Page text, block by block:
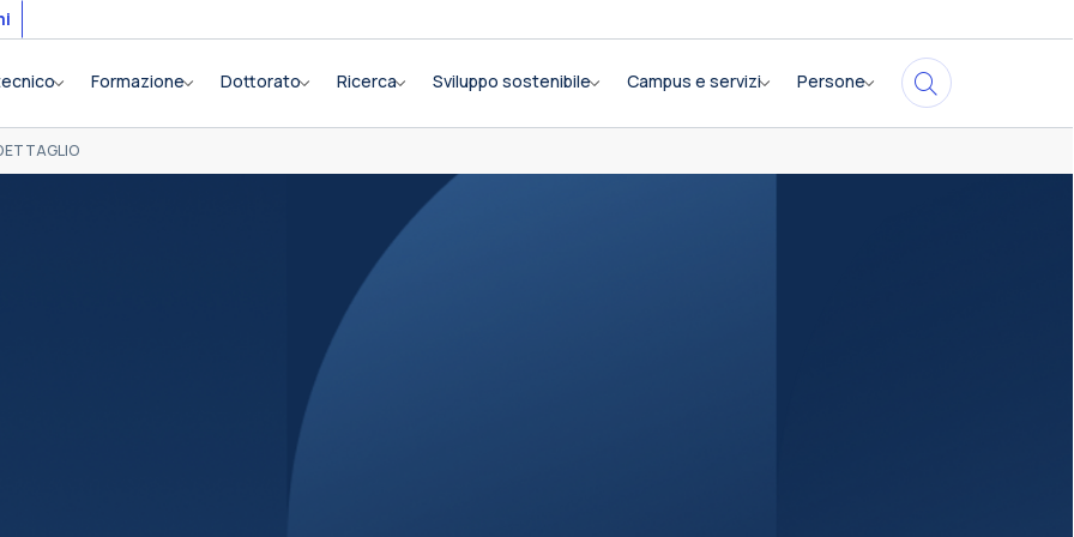
Formazione Dottorato Ricerca Sviluppo sostenibile Campus e servizi Persone